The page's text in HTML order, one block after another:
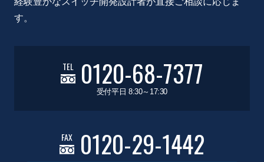
す。
TEL 0120-68-7377
受付平日 8:30～17:30
FAX 0120-29-1442